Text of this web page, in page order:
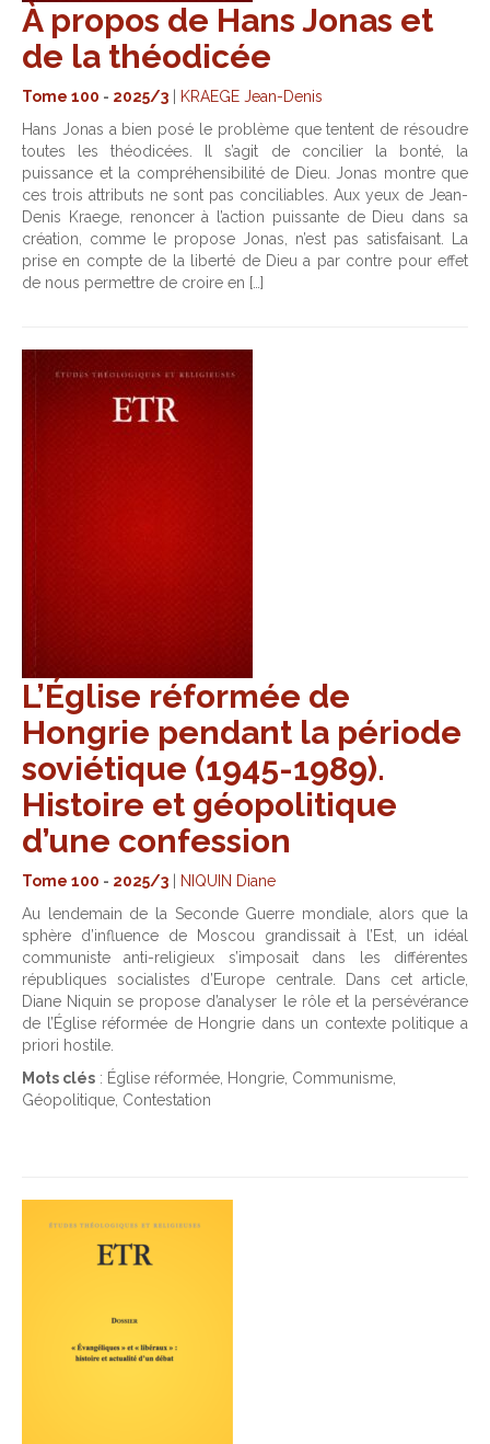
À propos de Hans Jonas et
de la théodicée
Tome 100 - 2025/3
KRAEGE Jean-Denis
Hans Jonas a bien posé le problème que tentent de résoudre
toutes les théodicées. Il s’agit de concilier la bonté, la
puissance et la compréhensibilité de Dieu. Jonas montre que
ces trois attributs ne sont pas conciliables. Aux yeux de Jean-
Denis Kraege, renoncer à l’action puissante de Dieu dans sa
création, comme le propose Jonas, n’est pas satisfaisant. La
prise en compte de la liberté de Dieu a par contre pour effet
de nous permettre de croire en […]
L’Église réformée de
Hongrie pendant la période
soviétique (1945-1989).
Histoire et géopolitique
d’une confession
Tome 100 - 2025/3
NIQUIN Diane
Au lendemain de la Seconde Guerre mondiale, alors que la
sphère d’influence de Moscou grandissait à l’Est, un idéal
communiste anti-religieux s’imposait dans les différentes
républiques socialistes d’Europe centrale. Dans cet article,
Diane Niquin se propose d’analyser le rôle et la persévérance
de l’Église réformée de Hongrie dans un contexte politique a
priori hostile.
Mots clés : Église réformée, Hongrie, Communisme,
Géopolitique, Contestation